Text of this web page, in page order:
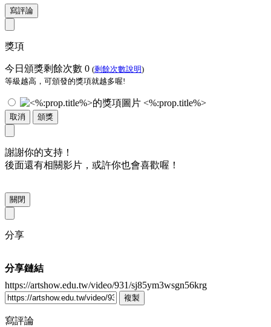
寫評論
獎項
今日頒獎剩餘次數 0 (剩餘次數說明)
等級越高，可頒發的獎項就越多喔!
<%:prop.title%>
取消 頒獎
謝謝你的支持！
後面還有相關影片，或許你也會喜歡喔！
關閉
分享
分享鏈結
https://artshow.edu.tw/video/931/sj85ym3wsgn56krg
複製
寫評論